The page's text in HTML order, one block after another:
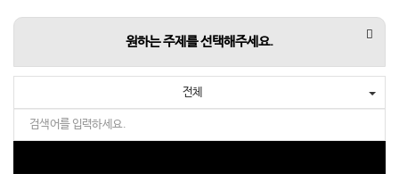
기
기
원하는 주제를 선택해주세요.
항목
전체